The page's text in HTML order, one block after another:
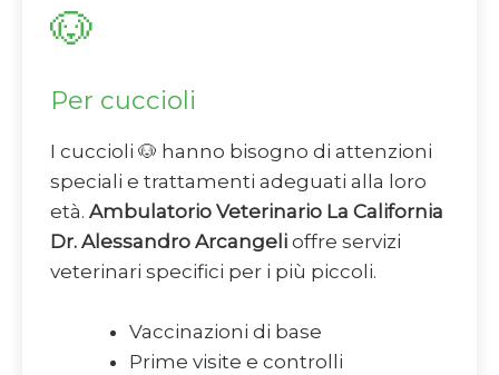
🐶
Per cuccioli
I cuccioli 🐶 hanno bisogno di attenzioni
speciali e trattamenti adeguati alla loro
età. Ambulatorio Veterinario La California
Dr. Alessandro Arcangeli offre servizi
veterinari specifici per i più piccoli.
Vaccinazioni di base
Prime visite e controlli